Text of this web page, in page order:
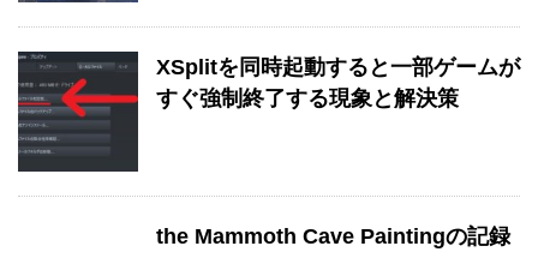
XSplitを同時起動すると一部ゲームが
すぐ強制終了する現象と解決策
the Mammoth Cave Paintingの記録